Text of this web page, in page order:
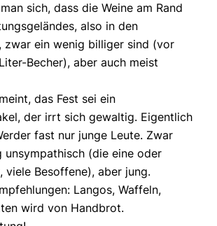
sich, dass die Weine am Rand
also in den
zwar ein wenig billiger sind (vor
Becher), aber auch meist
das Fest sei ein
der irrt sich gewaltig. Eigentlich
fast nur junge Leute. Zwar
unsympathisch (die eine oder
viele Besoffene), aber jung.
Langos, Waffeln,
wird von Handbrot.